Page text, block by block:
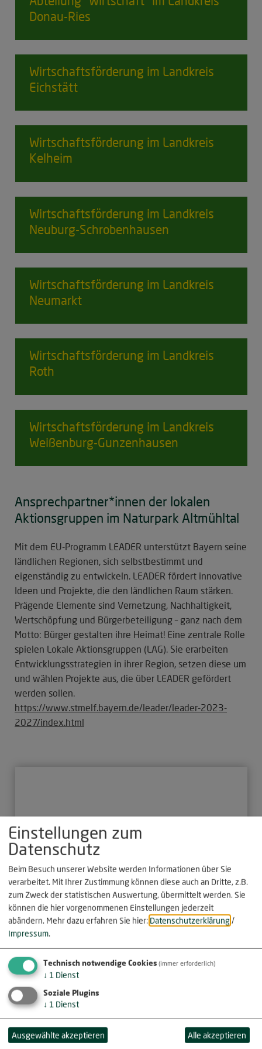
Donau-Ries
Wirtschaftsförderung im Landkreis
Eichstätt
Wirtschaftsförderung im Landkreis
Kelheim
Wirtschaftsförderung im Landkreis
Neuburg-Schrobenhausen
Wirtschaftsförderung im Landkreis
Neumarkt
Wirtschaftsförderung im Landkreis
Roth
Wirtschaftsförderung im Landkreis
Weißenburg-Gunzenhausen
Ansprechpartner*innen der lokalen
Aktionsgruppen im Naturpark Altmühltal
Mit dem EU-Programm LEADER unterstützt Bayern seine
ländlichen Regionen, sich selbstbestimmt und
eigenständig zu entwickeln. LEADER fördert innovative
Ideen und Projekte, die den ländlichen Raum stärken.
Prägende Elemente sind Vernetzung, Nachhaltigkeit,
Wertschöpfung und Bürgerbeteiligung – ganz nach dem
Motto: Bürger gestalten ihre Heimat! Eine zentrale Rolle
spielen Lokale Aktionsgruppen (LAG). Sie erarbeiten
Entwicklungsstrategien in ihrer Region, setzen diese um
und wählen Projekte aus, die über LEADER gefördert
werden sollen.
https://www.stmelf.bayern.de/leader/leader-2023-
2027/index.html
LAG Altmühl-Donau
Gebietskulisse: Adelschlag, Böhmfeld,
Buxheim, Dollnstein, Egweil, Eichstätt, Eitensheim,
Gaimersheim, Großmehring, Hepberg, Hitzhofen,
Kösching, Lenting, Mörnsheim, Nassenfels, Oberdolling,
Einstellungen zum
Datenschutz
Beim Besuch unserer Website werden Informationen über Sie
verarbeitet. Mit Ihrer Zustimmung können diese auch an Dritte, z.B.
zum Zweck der statistischen Auswertung, übermittelt werden. Sie
können die hier vorgenommenen Einstellungen jederzeit
abändern. Mehr dazu erfahren Sie hier: Datenschutzerklärung/
Impressum.
Technisch notwendige Cookies (immer erforderlich)
↓ 1 Dienst
Soziale Plugins
↓ 1 Dienst
Ausgewählte akzeptieren Alle akzeptieren